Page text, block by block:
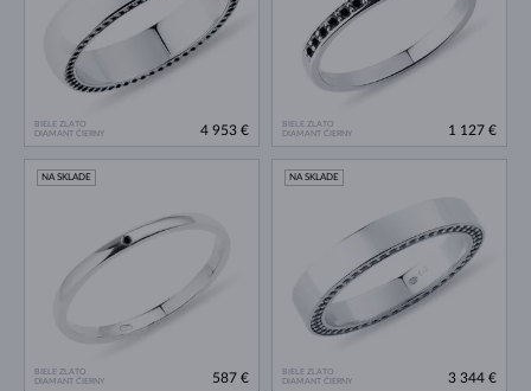
BIELE ZLATO
DIAMANT ČIERNY
4 953 €
BIELE ZLATO
DIAMANT ČIERNY
1 127 €
BIELE ZLATO
DIAMANT ČIERNY
NA SKLADE
587 €
BIELE ZLATO
DIAMANT ČIERNY
NA SKLADE
3 344 €